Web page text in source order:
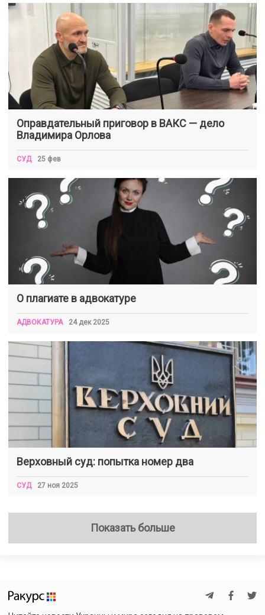
Оправдательный приговор в ВАКС — дело
Владимира Орлова
СУД 25 фев
О плагиате в адвокатуре
АДВОКАТУРА 24 дек 2025
Верховный суд: попытка номер два
СУД 27 ноя 2025
Показать больше